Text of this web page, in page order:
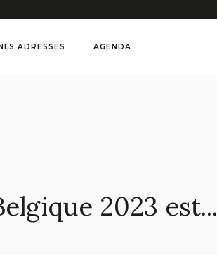
ADRESSES AGENDA
2023 est...